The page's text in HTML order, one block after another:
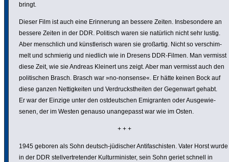
bringt.
Dieser Film ist auch eine Erin­ne­rung an bessere Zeiten. Insbe­son­dere an
bessere Zeiten in der DDR. Politisch waren sie natürlich nicht sehr lustig.
Aber mensch­lich und künst­le­risch waren sie großartig. Nicht so verschim­
melt und schmierig und niedlich wie in Dresens DDR-Filmen. Man vermisst
diese Zeit, wie sie Andreas Kleinert uns zeigt. Aber man vermisst auch den
poli­ti­schen Brasch. Brasch war »no-nonsense«. Er hätte keinen Bock auf
diese ganzen Nettig­keiten und Verdruckstheiten der Gegenwart gehabt.
Er war der Einzige unter den ostdeut­schen Emigranten oder Ausge­wie­
senen, der im Westen genauso unan­ge­passt war wie im Osten.
+ + +
1945 geboren als Sohn deutsch-jüdischer Anti­fa­schisten. Vater Horst wurde
in der DDR stell­ver­tre­tender Kultur­mi­nister, sein Sohn geriet schnell in